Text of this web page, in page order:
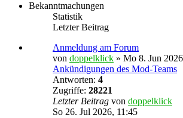
Bekanntmachungen
Statistik
Letzter Beitrag
Anmeldung am Forum
von doppelklick » Mo 8. Jun
Ankündigungen des Mod-Teams
Antworten: 4
Zugriffe: 28221
Letzter Beitrag von doppelklick
So 26. Jul 2026, 11:45